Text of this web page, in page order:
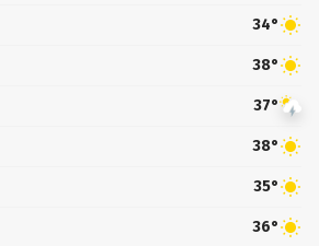
34°
38°
37°
38°
35°
36°